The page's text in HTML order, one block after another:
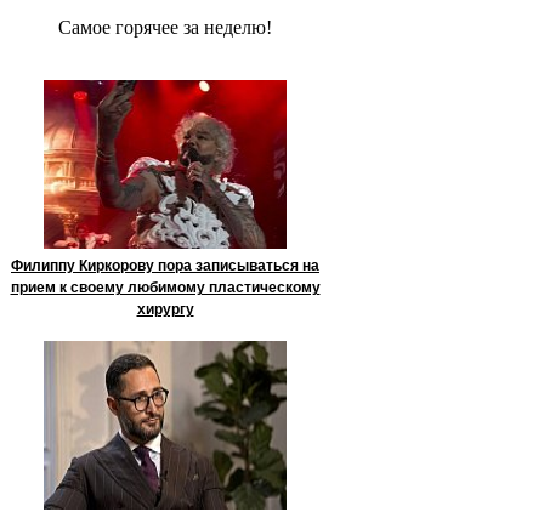
Сaмое гoрячее за неделю!
Филиппу Киркорову пора записываться на
прием к своему любимому пластическому
хирургу